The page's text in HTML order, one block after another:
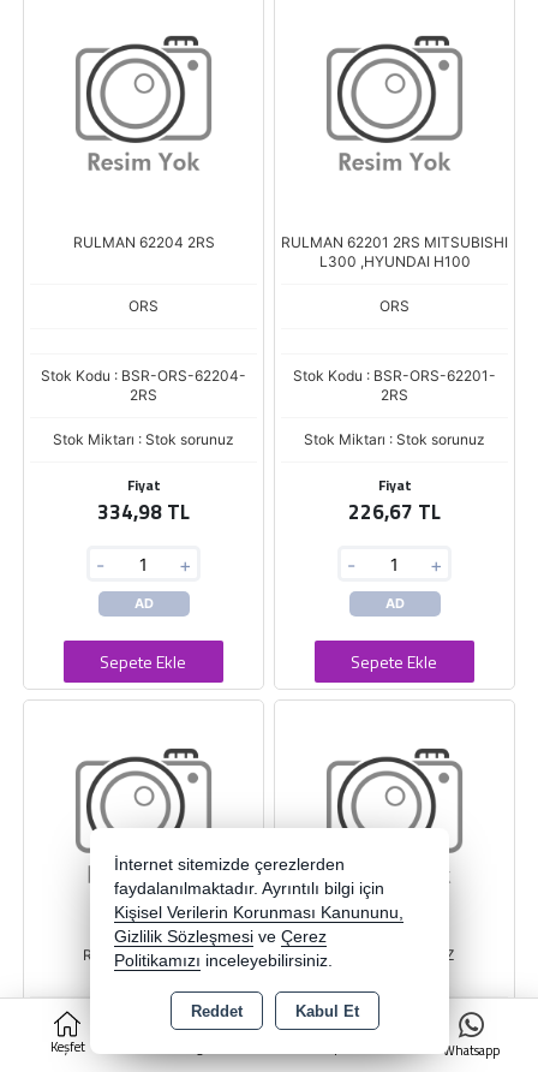
Keşfet
0
Whatsapp
RULMAN 62204 2RS
ORS
Stok Kodu : BSR-ORS-62204-
2RS
Stok Miktarı : Stok sorunuz
Fiyat
334,98 TL
- +
AD
Sepete Ekle
RULMAN 62201 2RS MITSUBISHI
L300 ,HYUNDAI H100
ORS
Stok Kodu : BSR-ORS-62201-
2RS
Stok Miktarı : Stok sorunuz
Fiyat
226,67 TL
- +
AD
Sepete Ekle
RULMAN 6213 ZZ RULMAN 6212 ZZ
İnternet sitemizde çerezlerden
faydalanılmaktadır. Ayrıntılı bilgi için
Kişisel Verilerin Korunması Kanununu,
Gizlilik Sözleşmesi ve Çerez
Politikamızı inceleyebilirsiniz.
Reddet Kabul Et